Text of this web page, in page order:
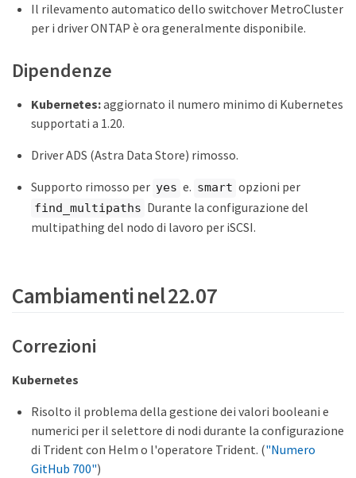
Il rilevamento automatico dello switchover MetroCluster
per i driver ONTAP è ora generalmente disponibile.
Dipendenze
Kubernetes:aggiornato il numero minimo di Kubernetes
supportati a 1.20.
Driver ADS (Astra Data Store) rimosso.
Supporto rimosso per yes e. smart opzioni per
find_multipaths Durante la configurazione del
multipathing del nodo di lavoro per iSCSI.
Cambiamenti nel 22.07
Correzioni
Kubernetes
Risolto il problema della gestione dei valori booleani e
numerici per il selettore di nodi durante la configurazione
di Trident con Helm o l'operatore Trident. ("Numero
GitHub 700")